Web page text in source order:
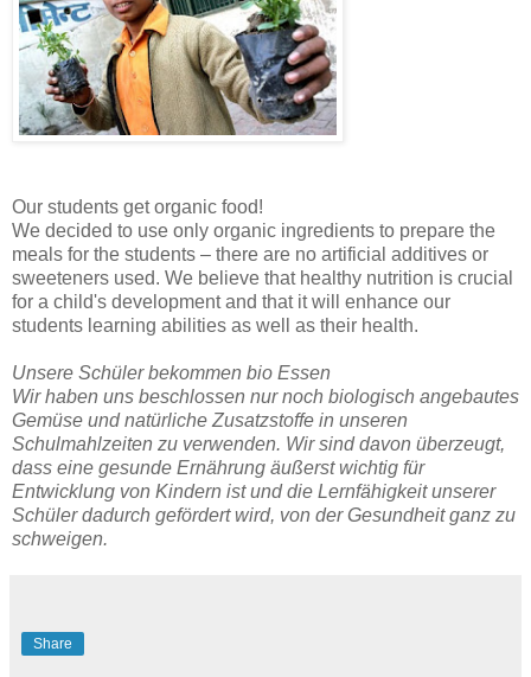
Our students get organic food!
We decided to use only organic ingredients to prepare the
meals for the students – there are no artificial additives or
sweeteners used. We believe that healthy nutrition is crucial
for a child's development and that it will enhance our
students learning abilities as well as their health.
Unsere Schüler bekommen bio Essen
Wir haben uns beschlossen nur noch biologisch angebautes
Gemüse und natürliche Zusatzstoffe in unseren
Schulmahlzeiten zu verwenden. Wir sind davon überzeugt,
dass eine gesunde Ernährung äußerst wichtig für
Entwicklung von Kindern ist und die Lernfähigkeit unserer
Schüler dadurch gefördert wird, von der Gesundheit ganz zu
schweigen.
Share